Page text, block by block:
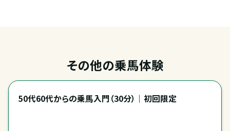
その他の乗馬体験
50代60代からの乗馬入門（30分）｜初回限定